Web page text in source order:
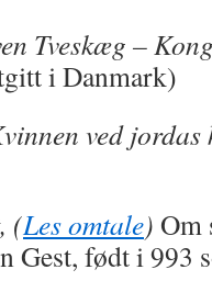
Tveskæg –
i Danmark)
ved jordas
(Les omtale) Om
Gest, født i 993